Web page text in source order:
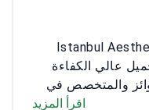
Istanbul
عالي الكفاءة
والمتخصص في
للوجه والجسم.اقرأ المزيد